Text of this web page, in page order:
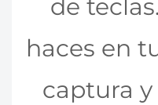
de
haces en
captura